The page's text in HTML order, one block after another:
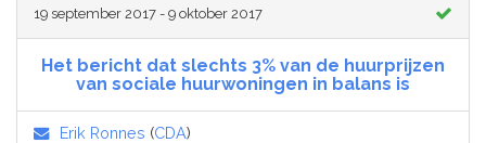
19 september 2017 - 9 oktober 2017
Het bericht dat slechts 3% van de huurprijzen
van sociale huurwoningen in balans is
Erik Ronnes (CDA)